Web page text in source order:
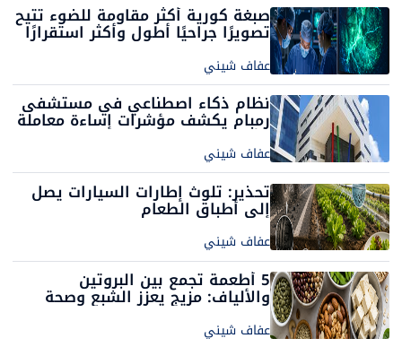
صبغة كورية أكثر مقاومة للضوء تتيح
تصويرًا جراحيًا أطول وأكثر استقرارًا
عفاف شيني
نظام ذكاء اصطناعي في مستشفى
رمبام يكشف مؤشرات إساءة معاملة
الأطفال
عفاف شيني
تحذير: تلوث إطارات السيارات يصل
إلى أطباق الطعام
عفاف شيني
5 أطعمة تجمع بين البروتين
والألياف: مزيج يعزز الشبع وصحة
الجسم
عفاف شيني